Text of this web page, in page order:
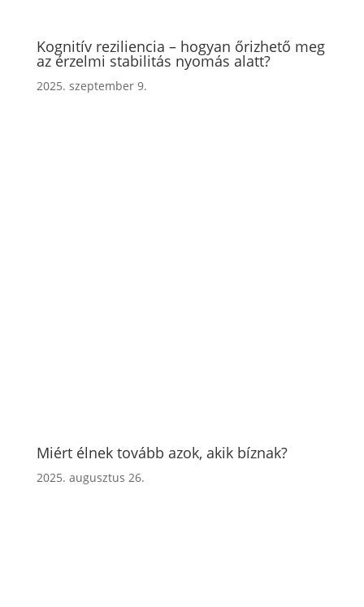
Kognitív reziliencia – hogyan őrizhető meg
az érzelmi stabilitás nyomás alatt?
2025. szeptember 9.
Miért élnek tovább azok, akik bíznak?
2025. augusztus 26.